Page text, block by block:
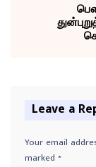
Leave a
Your email
marked *